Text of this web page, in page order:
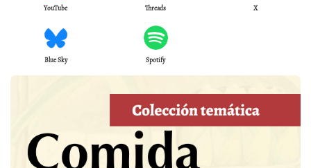
YouTube Threads X
Blue Sky Spotify